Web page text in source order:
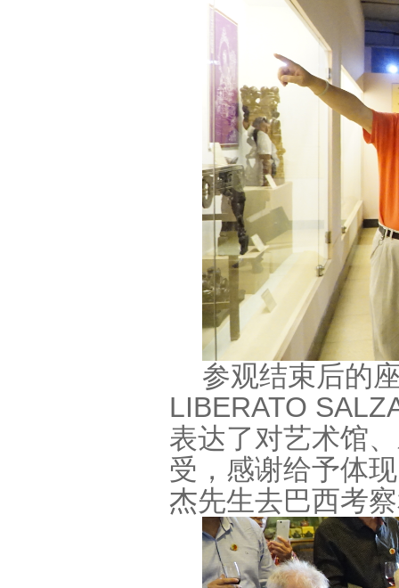
参观结束后的
LIBERATO
表达了对艺术馆
受，感谢给予体
杰先生去巴西考